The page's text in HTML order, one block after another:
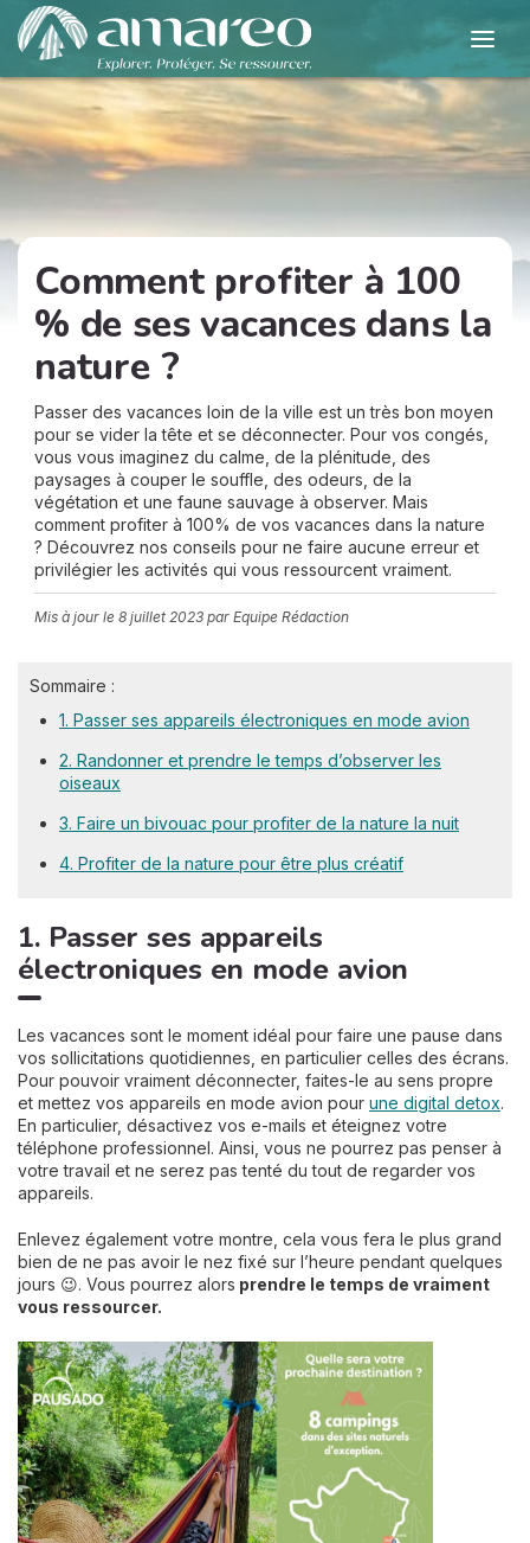
Comment profiter à 100
% de ses vacances dans la
nature ?
Passer des vacances loin de la ville est un très bon moyen
pour se vider la tête et se déconnecter. Pour vos congés,
vous vous imaginez du calme, de la plénitude, des
paysages à couper le souffle, des odeurs, de la
végétation et une faune sauvage à observer. Mais
comment profiter à 100% de vos vacances dans la nature
? Découvrez nos conseils pour ne faire aucune erreur et
privilégier les activités qui vous ressourcent vraiment.
Mis à jour le 8 juillet 2023 par Equipe Rédaction
Sommaire :
1. Passer ses appareils électroniques en mode avion
2. Randonner et prendre le temps d’observer les
oiseaux
3. Faire un bivouac pour profiter de la nature la nuit
4. Profiter de la nature pour être plus créatif
1. Passer ses appareils
électroniques en mode avion
Les vacances sont le moment idéal pour faire une pause dans
vos sollicitations quotidiennes, en particulier celles des écrans.
Pour pouvoir vraiment déconnecter, faites-le au sens propre
et mettez vos appareils en mode avion pour une digital detox.
En particulier, désactivez vos e-mails et éteignez votre
téléphone professionnel. Ainsi, vous ne pourrez pas penser à
votre travail et ne serez pas tenté du tout de regarder vos
appareils.
Enlevez également votre montre, cela vous fera le plus grand
bien de ne pas avoir le nez fixé sur l’heure pendant quelques
jours 😉. Vous pourrez alors prendre le temps de vraiment
vous ressourcer.